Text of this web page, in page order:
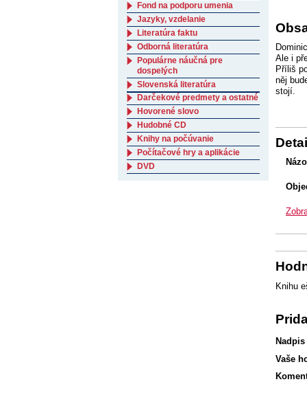
Ale i
Příliš
něj
stojí.
Knihu
Nadpis
Vaše
Fond na podporu umenia
Jazyky, vzdelanie
Literatúra faktu
Odborná literatúra
Populárne náučná pre
dospelých
Slovenská literatúra
Darčekové predmety a ostatné
Hovorené slovo
Hudobné CD
Knihy na počúvanie
Počítačové hry a aplikácie
DVD